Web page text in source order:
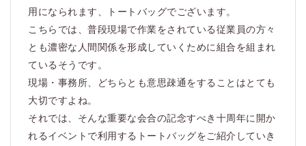
用になられます、トートバッグでございます。
こちらでは、普段現場で作業をされている従業員の方々
とも濃密な人間関係を形成していくために組合を組まれ
ているそうです。
現場・事務所、どちらとも意思疎通をすることはとても
大切ですよね。
それでは、そんな重要な会合の記念すべき十周年に開か
れるイベントで利用するトートバッグをご紹介していき